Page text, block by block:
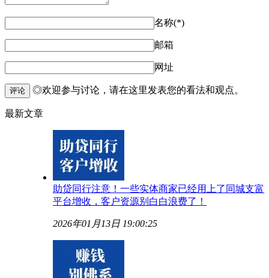
名称(*)
邮箱
网址
评论 ◎欢迎参与讨论，请在这里发表您的看法和观点。
最新文章
助贷同行注意！一些实体商家已经用上了同城支富
平台增收，客户资源别白白浪费了！
2026年01月13日 19:00:25